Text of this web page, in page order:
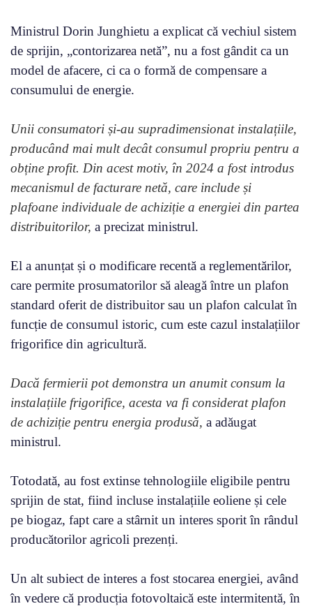
Ministrul Dorin Junghietu a explicat că vechiul sistem
de sprijin, „contorizarea netă”, nu a fost gândit ca un
model de afacere, ci ca o formă de compensare a
consumului de energie.
Unii consumatori și-au supradimensionat instalațiile,
producând mai mult decât consumul propriu pentru a
obține profit. Din acest motiv, în 2024 a fost introdus
mecanismul de facturare netă, care include și
plafoane individuale de achiziție a energiei din partea
distribuitorilor, a precizat ministrul.
El a anunțat și o modificare recentă a reglementărilor,
care permite prosumatorilor să aleagă între un plafon
standard oferit de distribuitor sau un plafon calculat în
funcție de consumul istoric, cum este cazul instalațiilor
frigorifice din agricultură.
Dacă fermierii pot demonstra un anumit consum la
instalațiile frigorifice, acesta va fi considerat plafon
de achiziție pentru energia produsă, a adăugat
ministrul.
Totodată, au fost extinse tehnologiile eligibile pentru
sprijin de stat, fiind incluse instalațiile eoliene și cele
pe biogaz, fapt care a stârnit un interes sporit în rândul
producătorilor agricoli prezenți.
Un alt subiect de interes a fost stocarea energiei, având
în vedere că producția fotovoltaică este intermitentă, în